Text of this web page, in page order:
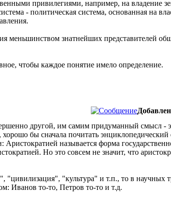
привилегиями, например, на владение
- политическая система, основанная на
меньшинством знатнейших представителей
чтобы каждое понятие имело определение.
другой, им самим придуманный смысл -
бы сначала почитать энциклопедический
называется форма
Но это совсем не значит, что
"культура" и т.п., то в научных
Иванов то-то, Петров то-то и т.д.